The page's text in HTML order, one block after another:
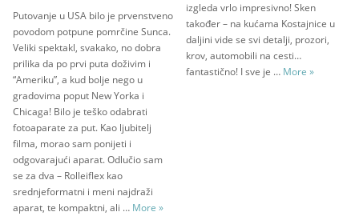
Putovanje u USA bilo je prvenstveno
povodom potpune pomrčine Sunca.
Veliki spektakl, svakako, no dobra
prilika da po prvi puta doživim i
“Ameriku”, a kud bolje nego u
gradovima poput New Yorka i
Chicaga! Bilo je teško odabrati
fotoaparate za put. Kao ljubitelj
filma, morao sam ponijeti i
odgovarajući aparat. Odlučio sam
se za dva – Rolleiflex kao
srednjeformatni i meni najdraži
aparat, te kompaktni, ali … More Analogue in New York (1)
»
izgleda vrlo impresivno! Sken
također – na kućama Kostajnice u
daljini vide se svi detalji, prozori,
krov, automobili na cesti…
fantastično! I sve je … More Kostajnica
»